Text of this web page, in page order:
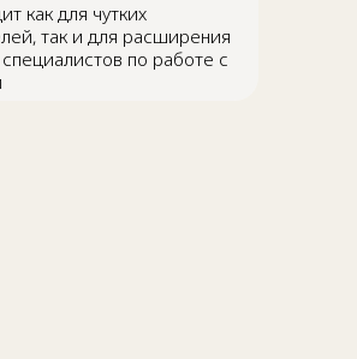
как для чутких
так и для расширения
по работе с